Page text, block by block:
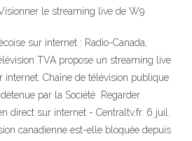
le streaming live de W9
sur internet : Radio-Canada,
TVA propose un streaming live
Chaîne de télévision publique
par la Société Regarder
direct sur internet - Centraltv.fr. 6 juil.
canadienne est-elle bloquée depuis